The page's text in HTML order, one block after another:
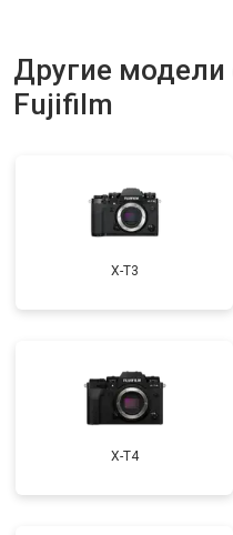
Другие модели
Fujifilm
X-T3
X-T4